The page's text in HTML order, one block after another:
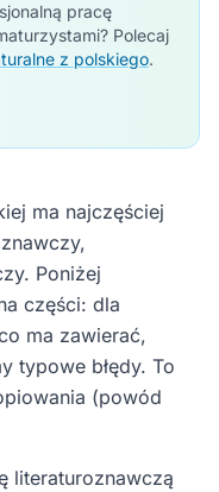
pracę
Polecaj
z polskiego.
ma najczęściej
Poniżej
części: dla
ma zawierać,
typowe błędy. To
(powód
literaturoznawczą